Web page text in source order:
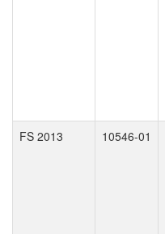
FS 2013 10546-01